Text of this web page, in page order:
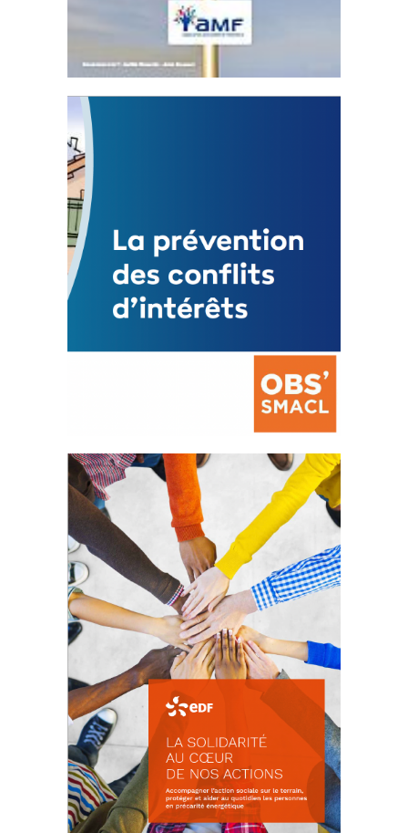
Statut de l’élu local
3 avril 2024
Mise à jour avril 2024
FEUILLETER
La prévention des conflits
d’intérêts
18 septembre 2023
FEUILLETER